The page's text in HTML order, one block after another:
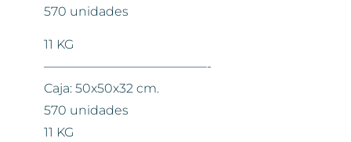
570 unidades
11 KG
—————————————-
Caja: 50x50x32 cm.
570 unidades
11 KG